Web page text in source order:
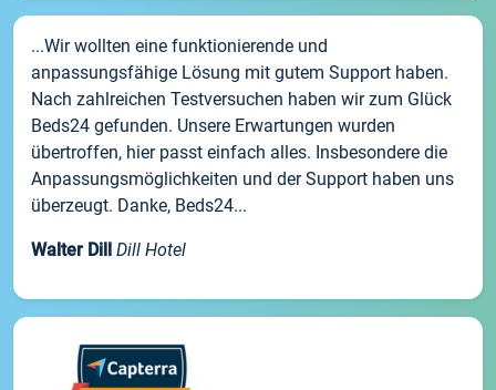
...Wir wollten eine funktionierende und
anpassungsfähige Lösung mit gutem Support haben.
Nach zahlreichen Testversuchen haben wir zum Glück
Beds24 gefunden. Unsere Erwartungen wurden
übertroffen, hier passt einfach alles. Insbesondere die
Anpassungsmöglichkeiten und der Support haben uns
überzeugt. Danke, Beds24...
Walter Dill Dill Hotel